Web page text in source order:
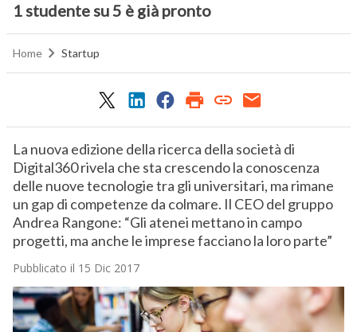
1 studente su 5 è già pronto
Home Startup
La nuova edizione della ricerca della società di
Digital360 rivela che sta crescendo la conoscenza
delle nuove tecnologie tra gli universitari, ma rimane
un gap di competenze da colmare. Il CEO del gruppo
Andrea Rangone: “Gli atenei mettano in campo
progetti, ma anche le imprese facciano la loro parte”
Pubblicato il 15 Dic 2017